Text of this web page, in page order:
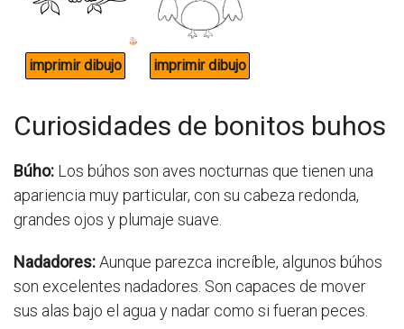
Curiosidades de bonitos buhos
Búho: Los búhos son aves nocturnas que tienen una
apariencia muy particular, con su cabeza redonda,
grandes ojos y plumaje suave.
Nadadores:Aunque parezca increíble, algunos búhos
son excelentes nadadores. Son capaces de mover
sus alas bajo el agua y nadar como si fueran peces.